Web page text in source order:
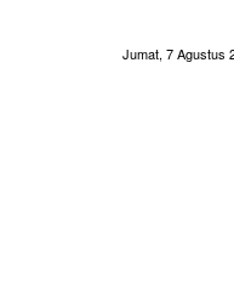
Jumat, 7 Agustus